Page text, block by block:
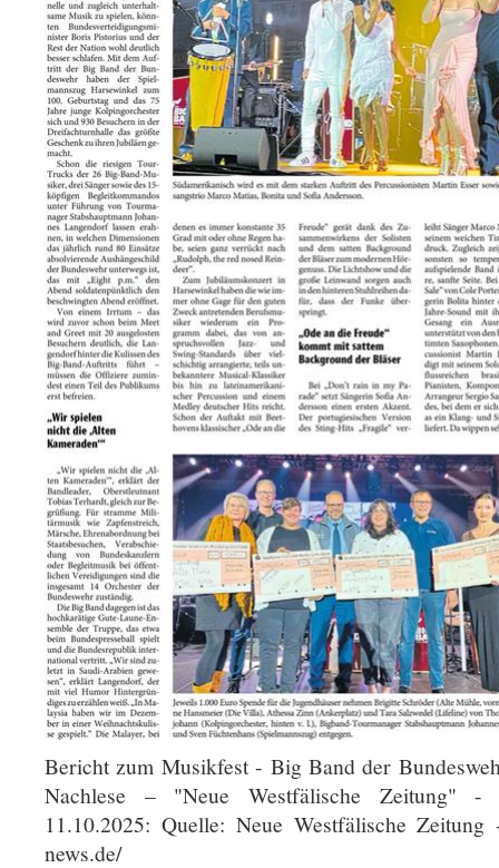
Bericht zum Musikfest - Big Band der
Nachlese – "Neue Westfälische Zeitung" -
11.10.2025: Quelle: Neue Westfälische
news.de/